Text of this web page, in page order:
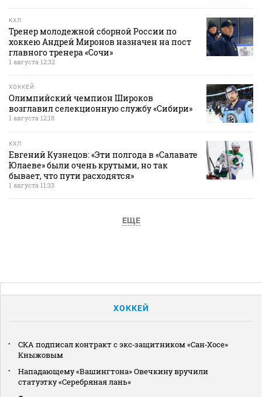
КХЛ
Тренер молодежной сборной России по
хоккею Андрей Миронов назначен на пост
главного тренера «Сочи»
1 августа 12:32
ХОККЕЙ
Олимпийский чемпион Широков
возглавил селекционную службу «Сибири»
1 августа 12:18
КХЛ
Евгений Кузнецов: «Эти полгода в «Салавате
Юлаеве» были очень крутыми, но так
бывает, что пути расходятся»
1 августа 11:33
ЕЩЕ
ХОККЕЙ
СКА подписал контракт с экс‑защитником «Сан‑Хосе»
Кныжовым
Нападающему «Вашингтона» Овечкину вручили
статуэтку «Серебряная лань»